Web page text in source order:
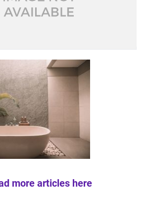
more articles here